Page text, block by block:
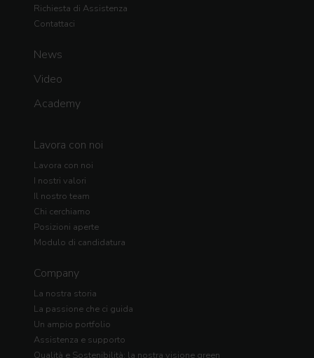
Richiesta di Assistenza
Contattaci
News
Video
Academy
Lavora con noi
Lavora con noi
I nostri valori
Il nostro team
Chi cerchiamo
Posizioni aperte
Modulo di candidatura
Company
La nostra storia
La passione che ci guida
Un ampio portfolio
Assistenza e supporto
Qualità e Sostenibilità: la nostra visione green